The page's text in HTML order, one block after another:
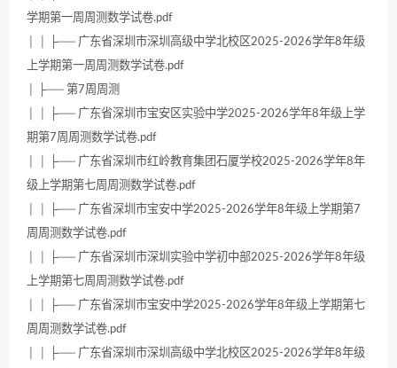
学期第一周周测数学试卷.pdf
│ │ ├── 广东省深圳市深圳高级中学北校区2025-2026学年8年级
上学期第一周周测数学试卷.pdf
│ ├── 第7周周测
│ │ ├── 广东省深圳市宝安区实验中学2025-2026学年8年级上学
期第7周周测数学试卷.pdf
│ │ ├── 广东省深圳市红岭教育集团石厦学校2025-2026学年8年
级上学期第七周周测数学试卷.pdf
│ │ ├── 广东省深圳市宝安中学2025-2026学年8年级上学期第7
周周测数学试卷.pdf
│ │ ├── 广东省深圳市深圳实验中学初中部2025-2026学年8年级
上学期第七周周测数学试卷.pdf
│ │ ├── 广东省深圳市宝安中学2025-2026学年8年级上学期第七
周周测数学试卷.pdf
│ │ ├── 广东省深圳市深圳高级中学北校区2025-2026学年8年级